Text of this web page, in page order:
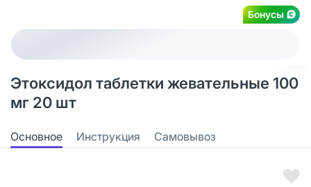
Бонусы
Этоксидол таблетки жевательные 100
мг 20 шт
Основное Инструкция Самовывоз